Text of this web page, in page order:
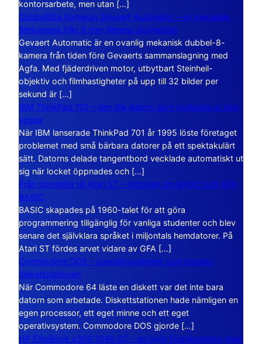
kontorsarbete, men utan […]
Dubbelåtta Kameran Gevaert Automatic – en mekanisk
filmkamera från 8 mm-filmens storhetstid
Gevaert Automatic är en ovanlig mekanisk dubbel-8-
kamera från tiden före Gevaerts sammanslagning med
Agfa. Med fjäderdriven motor, utbytbart Steinheil-
objektiv och filmhastigheter på upp till 32 bilder per
sekund är […]
IBM ThinkPad 701 – den lilla datorn som vecklade ut sina
vingar
När IBM lanserade ThinkPad 701 år 1995 löste företaget
problemet med små bärbara datorer på ett spektakulärt
sätt. Datorns delade tangentbord vecklade automatiskt ut
sig när locket öppnades och […]
Från stordator till Atari ST – historien om BASIC och GFA
BASIC
BASIC skapades på 1960-talet för att göra
programmering tillgänglig för vanliga studenter och blev
senare det självklara språket i miljontals hemdatorer. På
Atari ST fördes arvet vidare av GFA […]
Commodore DOS – operativsystemet som bodde i
diskettstationen
När Commodore 64 läste en diskett var det inte bara
datorn som arbetade. Diskettstationen hade nämligen en
egen processor, ett eget minne och ett eget
operativsystem. Commodore DOS gjorde […]
HP EliteBook x360 1040 G7 – en lyxig företagsdator med